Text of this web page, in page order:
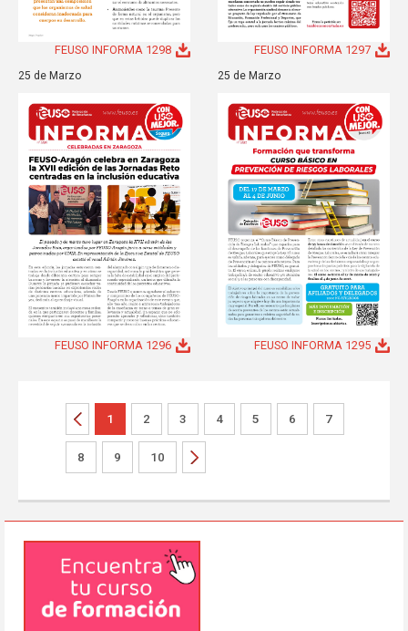
FEUSO INFORMA 1298 FEUSO INFORMA 1297
25 de Marzo
FEUSO INFORMA 1296
25 de Marzo
FEUSO INFORMA 1295
1 2 3 4 5 6 7
8 9 10